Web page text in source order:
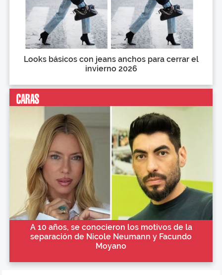
Looks básicos con jeans anchos para cerrar el
invierno 2026
A 10 años, se conocieron los motivos de la
separación de Nicole Neumann y Facundo
Moyano